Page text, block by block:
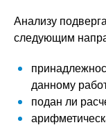
Анализу
следующим
данному
подан ли